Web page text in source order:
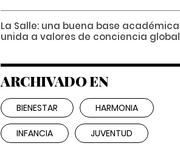
La Salle: una buena base académica
unida a valores de conciencia global
ARCHIVADO EN
BIENESTAR HARMONIA
INFANCIA JUVENTUD